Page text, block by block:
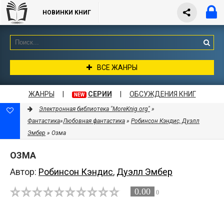
НОВИНКИ КНИГ
ВСЕ ЖАНРЫ
ЖАНРЫ NEW СЕРИИ ОБСУЖДЕНИЯ КНИГ
Электронная библиотека "MoreKnig.org" »
Фантастика»Любовная фантастика » Робинсон Кэндис, Дуэлл
Эмбер » Озма
ОЗМА
Автор: Робинсон Кэндис, Дуэлл Эмбер
0.00 0